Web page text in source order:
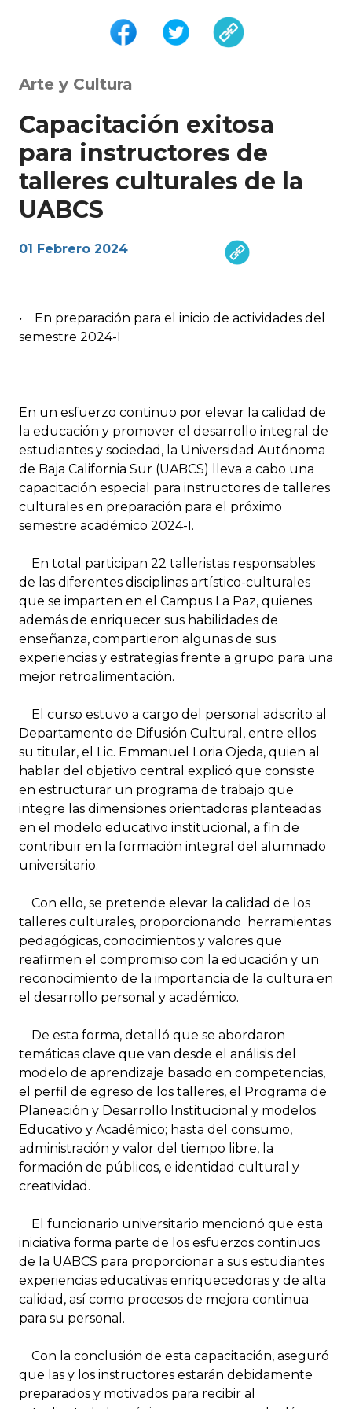
Arte y Cultura
Capacitación exitosa
para instructores de
talleres culturales de la
UABCS
01 Febrero 2024
• En preparación para el inicio de actividades del
semestre 2024-I
En un esfuerzo continuo por elevar la calidad de
la educación y promover el desarrollo integral de
estudiantes y sociedad, la Universidad Autónoma
de Baja California Sur (UABCS) lleva a cabo una
capacitación especial para instructores de talleres
culturales en preparación para el próximo
semestre académico 2024-I.
En total participan 22 talleristas responsables
de las diferentes disciplinas artístico-culturales
que se imparten en el Campus La Paz, quienes
además de enriquecer sus habilidades de
enseñanza, compartieron algunas de sus
experiencias y estrategias frente a grupo para una
mejor retroalimentación.
El curso estuvo a cargo del personal adscrito al
Departamento de Difusión Cultural, entre ellos
su titular, el Lic. Emmanuel Loria Ojeda, quien al
hablar del objetivo central explicó que consiste
en estructurar un programa de trabajo que
integre las dimensiones orientadoras planteadas
en el modelo educativo institucional, a fin de
contribuir en la formación integral del alumnado
universitario.
Con ello, se pretende elevar la calidad de los
talleres culturales, proporcionando herramientas
pedagógicas, conocimientos y valores que
reafirmen el compromiso con la educación y un
reconocimiento de la importancia de la cultura en
el desarrollo personal y académico.
De esta forma, detalló que se abordaron
temáticas clave que van desde el análisis del
modelo de aprendizaje basado en competencias,
el perfil de egreso de los talleres, el Programa de
Planeación y Desarrollo Institucional y modelos
Educativo y Académico; hasta del consumo,
administración y valor del tiempo libre, la
formación de públicos, e identidad cultural y
creatividad.
El funcionario universitario mencionó que esta
iniciativa forma parte de los esfuerzos continuos
de la UABCS para proporcionar a sus estudiantes
experiencias educativas enriquecedoras y de alta
calidad, así como procesos de mejora continua
para su personal.
Con la conclusión de esta capacitación, aseguró
que las y los instructores estarán debidamente
preparados y motivados para recibir al